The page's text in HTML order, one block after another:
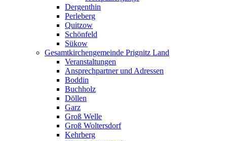
Dergenthin
Perleberg
Quitzow
Schönfeld
Sükow
Gesamtkirchengemeinde Prignitz Land
Veranstaltungen
Ansprechpartner und Adressen
Boddin
Buchholz
Döllen
Garz
Groß Welle
Groß Woltersdorf
Kehrberg